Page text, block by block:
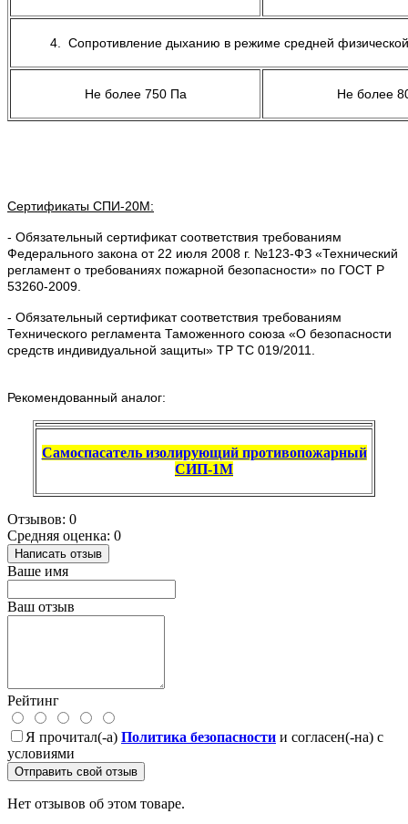
4. Сопротивление дыханию в режиме средней
Не более 750 Па Не более
Сертификаты СПИ-20М:
- Обязательный сертификат соответствия требованиям
Федерального закона от 22 июля 2008 г. №123-ФЗ «Технический
регламент о требованиях пожарной безопасности» по ГОСТ Р
53260-2009.
- Обязательный сертификат соответствия требованиям
Технического регламента Таможенного союза «О безопасности
средств индивидуальной защиты» ТР ТС 019/2011.
Рекомендованный аналог:
Cамоспасатель изолирующий противопожарный
СИП-1М
Отзывов: 0
Средняя оценка: 0
Написать отзыв
Ваше имя
Ваш отзыв
Рейтинг
Я прочитал(-а) Политика безопасности и согласен(-на) с
условиями
Отправить свой отзыв
Нет отзывов об этом товаре.